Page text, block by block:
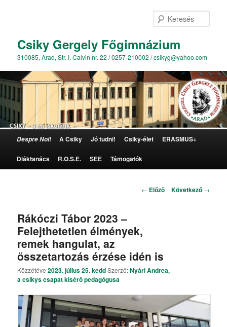
Csiky Gergely Főgimnázium
310085, Arad, Str. I. Calvin nr. 22 / 0257-210002 / csikyg@yahoo.com
Tovább az elsődleges tartalomra
Despre Noi! A Csiky Jó tudni! Csiky-élet ERASMUS+
Diáktanács R.O.S.E. SEE Támogatók
Bejegyzés navigáció
← Előző Következő →
Rákóczi Tábor 2023 –
Felejthetetlen élmények,
remek hangulat, az
összetartozás érzése idén is
Közzétéve2023. július 25. keddSzerző:Nyári Andrea,
a csikys csapat kísérő pedagógusa